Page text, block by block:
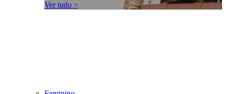
Ver tudo >